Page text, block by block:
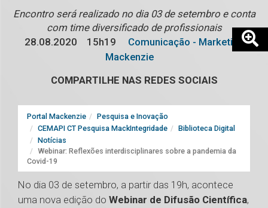
Encontro será realizado no dia 03 de setembro e conta
com time diversificado de profissionais
28.08.2020
15h19
Comunicação - Marketing
Mackenzie
COMPARTILHE NAS REDES SOCIAIS
Portal Mackenzie
Pesquisa e Inovação
CEMAPI CT Pesquisa MackIntegridade
Biblioteca Digital
Notícias
Webinar: Reflexões interdisciplinares sobre a pandemia da
Covid-19
No dia 03 de setembro, a partir das 19h, acontece
uma nova edição do Webinar de Difusão Científica,